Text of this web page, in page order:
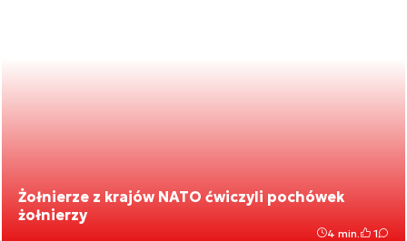
Żołnierze z krajów NATO ćwiczyli pochówek
żołnierzy
4 min. 1